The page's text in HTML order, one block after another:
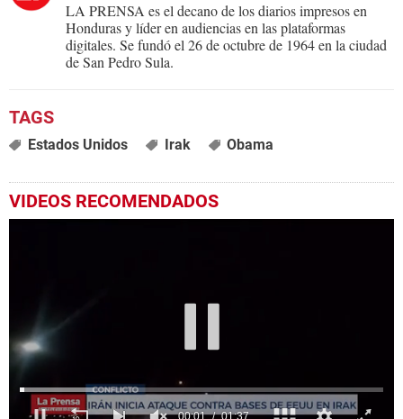
LA PRENSA es el decano de los diarios impresos en
Honduras y líder en audiencias en las plataformas
digitales. Se fundó el 26 de octubre de 1964 en la ciudad
de San Pedro Sula.
Estados Unidos Irak Obama
VIDEOS RECOMENDADOS